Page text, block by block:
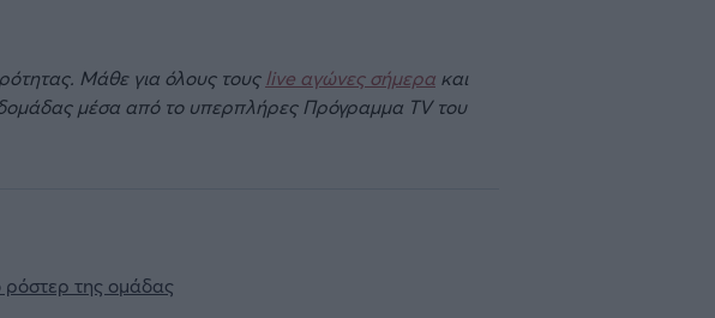
Μάθε για όλους τους live αγώνες σήμερα και
μέσα από το υπερπλήρες Πρόγραμμα TV του
της ομάδας